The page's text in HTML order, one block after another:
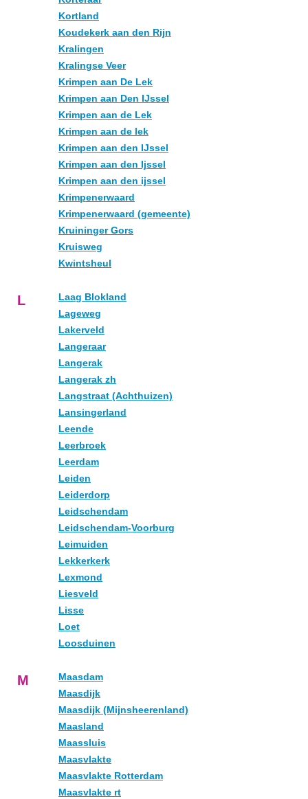
Kortland
Koudekerk aan den Rijn
Kralingen
Kralingse Veer
Krimpen aan De Lek
Krimpen aan Den IJssel
Krimpen aan de Lek
Krimpen aan de lek
Krimpen aan den IJssel
Krimpen aan den Ijssel
Krimpen aan den ijssel
Krimpenerwaard
Krimpenerwaard (gemeente)
Kruininger Gors
Kruisweg
Kwintsheul
L
Laag Blokland
Lageweg
Lakerveld
Langeraar
Langerak
Langerak zh
Langstraat (Achthuizen)
Lansingerland
Leende
Leerbroek
Leerdam
Leiden
Leiderdorp
Leidschendam
Leidschendam-Voorburg
Leimuiden
Lekkerkerk
Lexmond
Liesveld
Lisse
Loet
Loosduinen
M
Maasdam
Maasdijk
Maasdijk (Mijnsheerenland)
Maasland
Maassluis
Maasvlakte
Maasvlakte Rotterdam
Maasvlakte rt